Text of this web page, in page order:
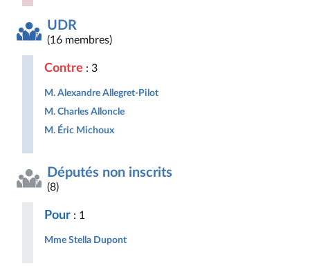
UDR
(16 membres)
Contre : 3
M. Alexandre Allegret-Pilot
M. Charles Alloncle
M. Éric Michoux
Députés non inscrits
(8)
Pour : 1
Mme Stella Dupont